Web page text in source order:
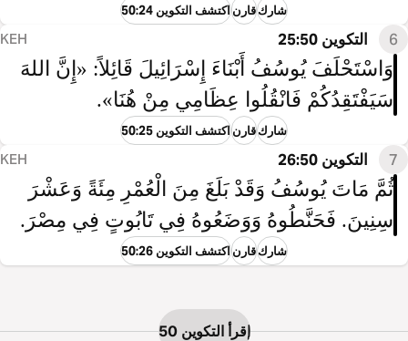
شاركقارناكتشف التكوين 50:24
6 التكوين 25:50 KEH
وَاسْتَحْلَفَ يُوسُفُ أَبْنَاءَ إِسْرَائِيلَ قَائِلاً: «إِنَّ اللهَ
سَيَفْتَقِدُكُمْ فَانْقُلُوا عِظَامِي مِنْ هُنَا».
شاركقارناكتشف التكوين 50:25
7 التكوين 26:50 KEH
ثُمَّ مَاتَ يُوسُفُ وَقَدْ بَلَغَ مِنَ الْعُمْرِ مِئَةً وَعَشْرَ
سِنِينَ. فَحَنَّطُوهُ وَوَضَعُوهُ فِي تَابُوتٍ فِي مِصْرَ.
شاركقارناكتشف التكوين 50:26
إقرأ التكوين 50